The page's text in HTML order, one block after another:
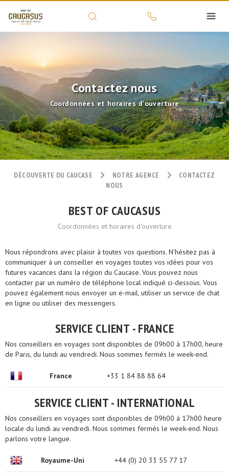
Contactez nous
Coordonnées et horaires d'ouverture
DÉCOUVERTE DU CAUCASE NOTRE AGENCE
CONTACTEZ
NOUS
BEST OF CAUCASUS
Coordonnées et horaires d'ouverture
Nous répondrons avec plaisir à toutes vos questions. N'hésitez pas à
communiquer à un conseiller en voyages toutes vos idées pour vos
futures vacances dans la région du Caucase. Vous pouvez nous
contacter par un numéro de téléphone local indiqué ci-dessous. Vous
pouvez également nous envoyer un e-mail, utiliser un service de chat
en ligne ou utiliser des messengers.
SERVICE CLIENT - FRANCE
Nos conseillers en voyages sont disponibles de 09h00 à 17h00, heure
de Paris, du lundi au vendredi. Nous sommes fermés le week-end.
France +33 1 84 88 88 64
SERVICE CLIENT - INTERNATIONAL
Nos conseillers en voyages sont disponibles de 09h00 à 17h00 heure
locale du lundi au vendredi. Nous sommes fermés le week-end. Nous
parlons votre langue.
Royaume-Uni +44 (0) 20 33 55 77 17